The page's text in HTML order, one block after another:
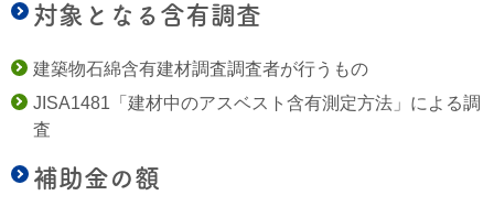
対象となる含有調査
建築物石綿含有建材調査調査者が行うもの
JISA1481「建材中のアスベスト含有測定方法」による調
査
補助金の額